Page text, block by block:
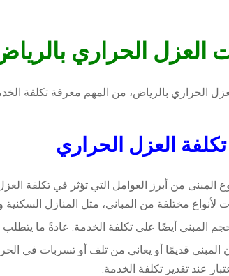
العزل الحراري
الحراري بالرياض، من المهم معرفة تكلفة
العزل الحراري
المبنى من أبرز العوامل التي تؤثر في تكلفة
لأنواع مختلفة من المباني، مثل المنازل السكنية
المبنى أيضًا على تكلفة الخدمة. عادةً ما
المبنى قديمًا أو يعاني من تلف أو تسربات في
عند تقدير تكلفة الخدمة.